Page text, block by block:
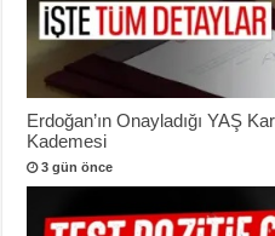
Erdoğan’ın Onayladığı YAŞ
Kademesi
3 gün önce